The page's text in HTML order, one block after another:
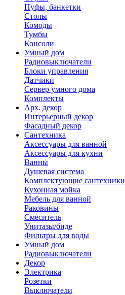
Пуфы, банкетки
Столы
Комоды
Тумбы
Консоли
Умный дом
Радиовыключатели
Блоки управления
Датчики
Сервер умного дома
Комплекты
Арх. декор
Интерьерный декор
Фасадный декор
Сантехника
Аксессуары для ванной
Аксессуары для кухни
Ванны
Душевая система
Комплектующие сантехники
Кухонная мойка
Мебель для ванной
Раковины
Смеситель
Унитазы/биде
Фильтры для воды
Умный дом
Радиовыключатели
Декор
Электрика
Розетки
Выключатели